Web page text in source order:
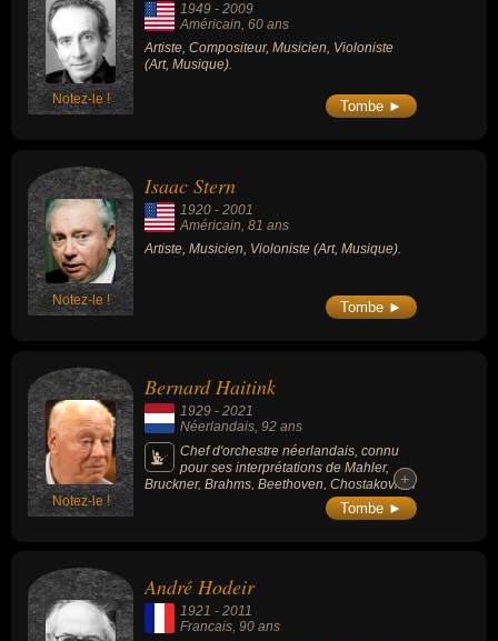
Notez-le !
1949 - 2009
Américain, 60 ans
Artiste, Compositeur, Musicien, Violoniste
(Art, Musique).
Tombe ►
Notez-le !
Isaac Stern
1920 - 2001
Américain, 81 ans
Artiste, Musicien, Violoniste (Art, Musique).
Tombe ►
Notez-le !
Bernard Haitink
1929 - 2021
Néerlandais , 92 ans
Chef d'orchestre néerlandais, connu
pour ses interprétations de Mahler,
Bruckner, Brahms, Beethoven, Chostakovitch
+
+
Tombe ►
André Hodeir
1921 - 2011
Francais, 90 ans